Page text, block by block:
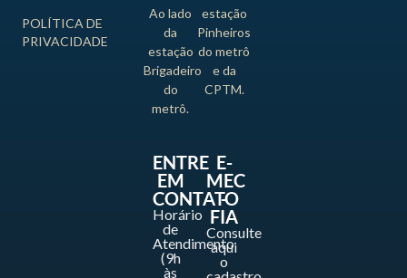
POLÍTICA DE
PRIVACIDADE
Ao lado
da
estação
Brigadeiro
do
metrô.
estação
Pinheiros
do metrô
e da
CPTM.
ENTRE
EM
CONTATO
Horário
de
Atendimento
(9h
às
E-
MEC
-
FIA
Consulte
aqui
o